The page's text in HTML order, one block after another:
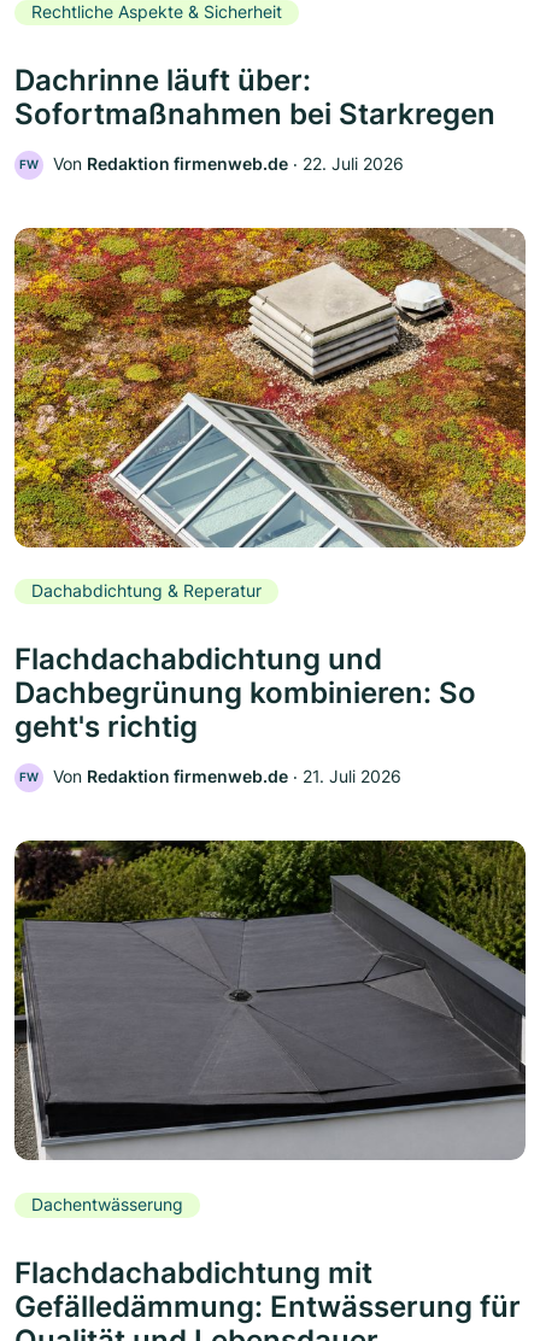
Rechtliche Aspekte & Sicherheit
Dachrinne läuft über:
Sofortmaßnahmen bei Starkregen
FW Von Redaktion firmenweb.de ‧ 22. Juli 2026
Dachabdichtung & Reperatur
Flachdachabdichtung und
Dachbegrünung kombinieren: So
geht's richtig
FW Von Redaktion firmenweb.de ‧ 21. Juli 2026
Dachentwässerung
Flachdachabdichtung mit
Gefälledämmung: Entwässerung für